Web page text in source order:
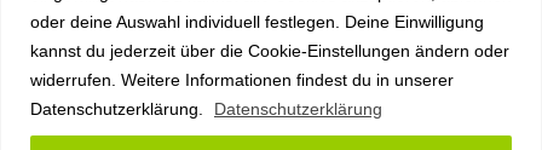
oder deine Auswahl individuell festlegen. Deine Einwilligung
kannst du jederzeit über die Cookie-Einstellungen ändern oder
widerrufen. Weitere Informationen findest du in unserer
Datenschutzerklärung.
Datenschutzerklärung
Mobile Threat Defense live erleben
Kalender anzeigen